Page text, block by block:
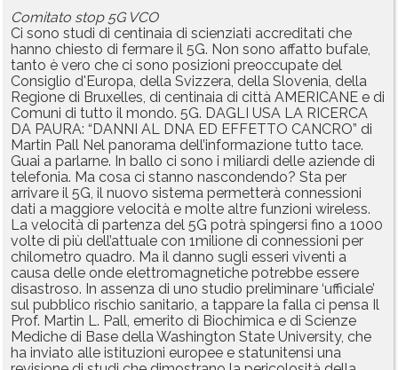
Comitato stop 5G VCO
Ci sono studi di centinaia di scienziati accreditati che
hanno chiesto di fermare il 5G. Non sono affatto bufale,
tanto è vero che ci sono posizioni preoccupate del
Consiglio d'Europa, della Svizzera, della Slovenia, della
Regione di Bruxelles, di centinaia di città AMERICANE e di
Comuni di tutto il mondo. 5G. DAGLI USA LA RICERCA
DA PAURA: “DANNI AL DNA ED EFFETTO CANCRO” di
Martin Pall Nel panorama dell’informazione tutto tace.
Guai a parlarne. In ballo ci sono i miliardi delle aziende di
telefonia. Ma cosa ci stanno nascondendo? Sta per
arrivare il 5G, il nuovo sistema permetterà connessioni
dati a maggiore velocità e molte altre funzioni wireless.
La velocità di partenza del 5G potrà spingersi fino a 1000
volte di più dell’attuale con 1milione di connessioni per
chilometro quadro. Ma il danno sugli esseri viventi a
causa delle onde elettromagnetiche potrebbe essere
disastroso. In assenza di uno studio preliminare ‘ufficiale’
sul pubblico rischio sanitario, a tappare la falla ci pensa Il
Prof. Martin L. Pall, emerito di Biochimica e di Scienze
Mediche di Base della Washington State University, che
ha inviato alle istituzioni europee e statunitensi una